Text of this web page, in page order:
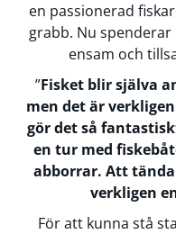
en passionerad
grabb. Nu
ensam och
”Fisket blir själva
men det är
gör det så
en tur med
abborrar. Att
verkligen
För att kunna stå